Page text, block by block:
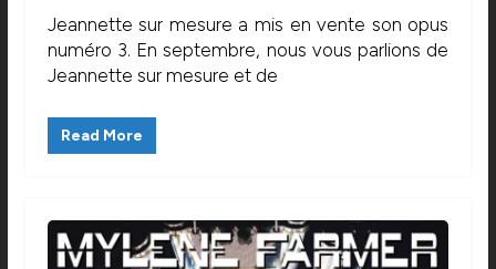
Jeannette sur mesure a mis en vente son opus
numéro 3. En septembre, nous vous parlions de
Jeannette sur mesure et de
Read More